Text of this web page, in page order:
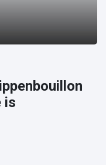
is